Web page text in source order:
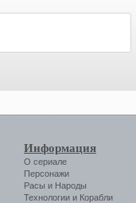
Информация
О сериале
Персонажи
Расы и Народы
Технологии и Корабли